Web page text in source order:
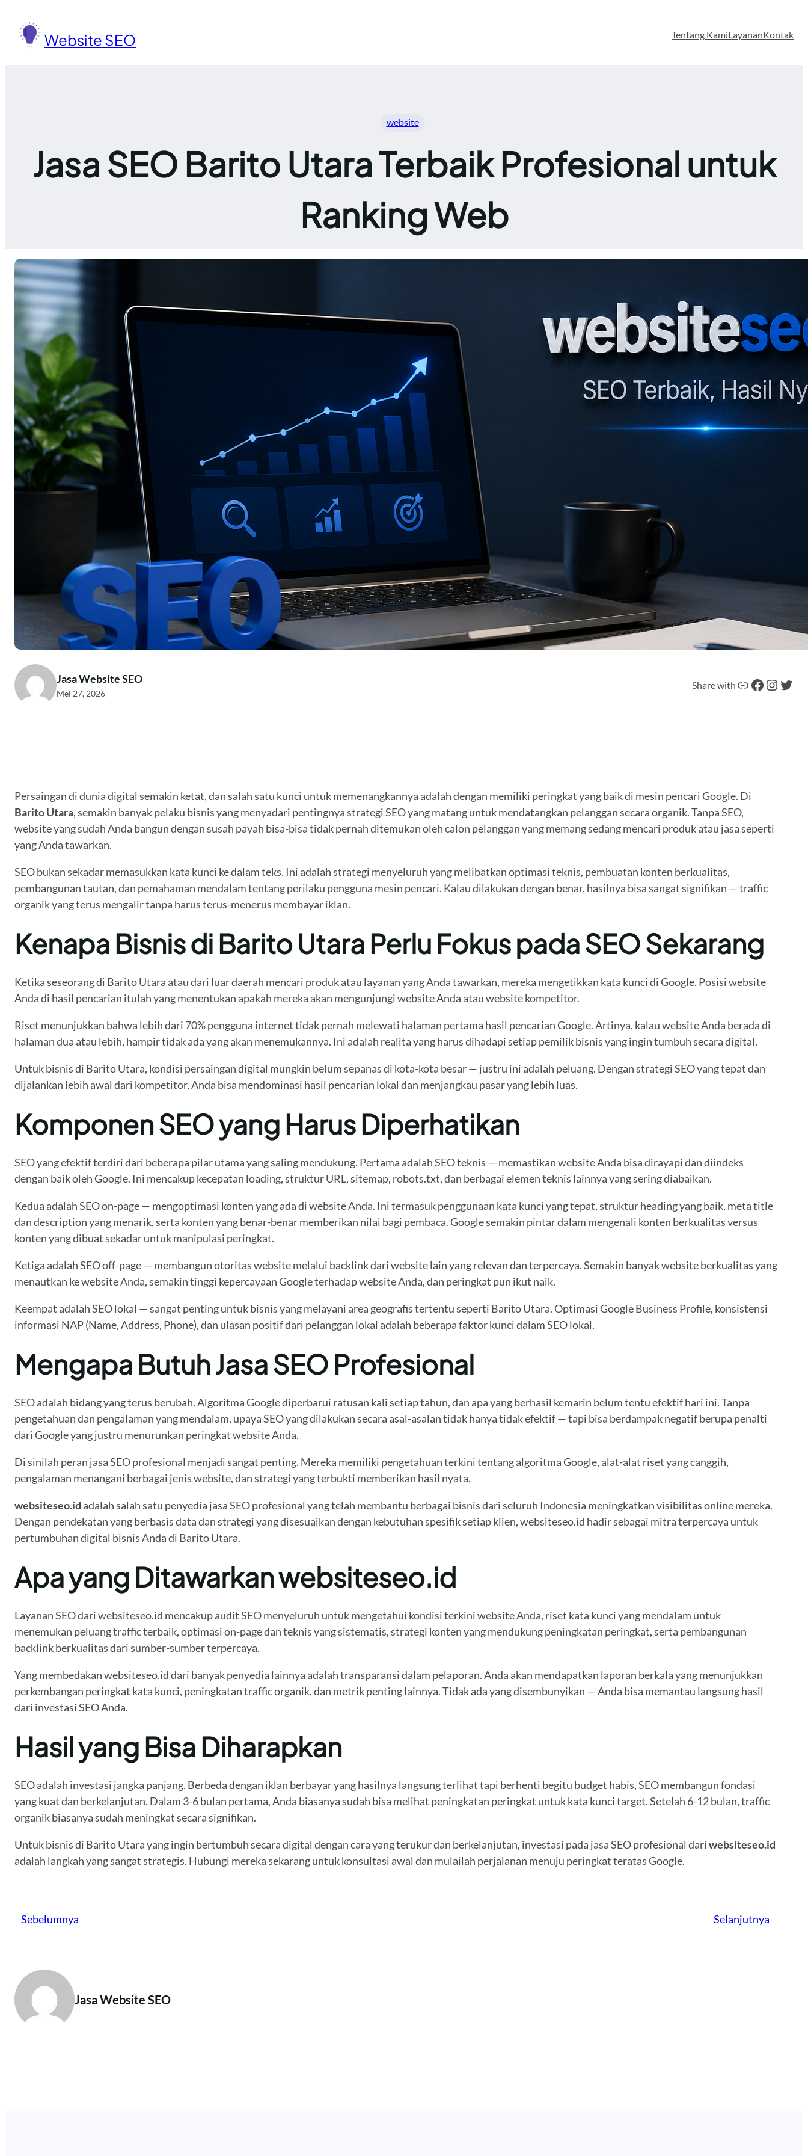
konten
Website SEO Tentang KamiLayananKontak
website
Jasa SEO Barito Utara Terbaik Profesional untuk
Ranking Web
Jasa Website SEO
Mei 27, 2026
Share with Tautan Facebook Instagram Twitter
Persaingan di dunia digital semakin ketat, dan salah satu kunci untuk memenangkannya adalah dengan memiliki peringkat yang baik di mesin pencari Google. Di
Barito Utara, semakin banyak pelaku bisnis yang menyadari pentingnya strategi SEO yang matang untuk mendatangkan pelanggan secara organik. Tanpa SEO,
website yang sudah Anda bangun dengan susah payah bisa-bisa tidak pernah ditemukan oleh calon pelanggan yang memang sedang mencari produk atau jasa seperti
yang Anda tawarkan.
SEO bukan sekadar memasukkan kata kunci ke dalam teks. Ini adalah strategi menyeluruh yang melibatkan optimasi teknis, pembuatan konten berkualitas,
pembangunan tautan, dan pemahaman mendalam tentang perilaku pengguna mesin pencari. Kalau dilakukan dengan benar, hasilnya bisa sangat signifikan — traffic
organik yang terus mengalir tanpa harus terus-menerus membayar iklan.
Kenapa Bisnis di Barito Utara Perlu Fokus pada SEO Sekarang
Ketika seseorang di Barito Utara atau dari luar daerah mencari produk atau layanan yang Anda tawarkan, mereka mengetikkan kata kunci di Google. Posisi website
Anda di hasil pencarian itulah yang menentukan apakah mereka akan mengunjungi website Anda atau website kompetitor.
Riset menunjukkan bahwa lebih dari 70% pengguna internet tidak pernah melewati halaman pertama hasil pencarian Google. Artinya, kalau website Anda berada di
halaman dua atau lebih, hampir tidak ada yang akan menemukannya. Ini adalah realita yang harus dihadapi setiap pemilik bisnis yang ingin tumbuh secara digital.
Untuk bisnis di Barito Utara, kondisi persaingan digital mungkin belum sepanas di kota-kota besar — justru ini adalah peluang. Dengan strategi SEO yang tepat dan
dijalankan lebih awal dari kompetitor, Anda bisa mendominasi hasil pencarian lokal dan menjangkau pasar yang lebih luas.
Komponen SEO yang Harus Diperhatikan
SEO yang efektif terdiri dari beberapa pilar utama yang saling mendukung. Pertama adalah SEO teknis — memastikan website Anda bisa dirayapi dan diindeks
dengan baik oleh Google. Ini mencakup kecepatan loading, struktur URL, sitemap, robots.txt, dan berbagai elemen teknis lainnya yang sering diabaikan.
Kedua adalah SEO on-page — mengoptimasi konten yang ada di website Anda. Ini termasuk penggunaan kata kunci yang tepat, struktur heading yang baik, meta title
dan description yang menarik, serta konten yang benar-benar memberikan nilai bagi pembaca. Google semakin pintar dalam mengenali konten berkualitas versus
konten yang dibuat sekadar untuk manipulasi peringkat.
Ketiga adalah SEO off-page — membangun otoritas website melalui backlink dari website lain yang relevan dan terpercaya. Semakin banyak website berkualitas yang
menautkan ke website Anda, semakin tinggi kepercayaan Google terhadap website Anda, dan peringkat pun ikut naik.
Keempat adalah SEO lokal — sangat penting untuk bisnis yang melayani area geografis tertentu seperti Barito Utara. Optimasi Google Business Profile, konsistensi
informasi NAP (Name, Address, Phone), dan ulasan positif dari pelanggan lokal adalah beberapa faktor kunci dalam SEO lokal.
Mengapa Butuh Jasa SEO Profesional
SEO adalah bidang yang terus berubah. Algoritma Google diperbarui ratusan kali setiap tahun, dan apa yang berhasil kemarin belum tentu efektif hari ini. Tanpa
pengetahuan dan pengalaman yang mendalam, upaya SEO yang dilakukan secara asal-asalan tidak hanya tidak efektif — tapi bisa berdampak negatif berupa penalti
dari Google yang justru menurunkan peringkat website Anda.
Di sinilah peran jasa SEO profesional menjadi sangat penting. Mereka memiliki pengetahuan terkini tentang algoritma Google, alat-alat riset yang canggih,
pengalaman menangani berbagai jenis website, dan strategi yang terbukti memberikan hasil nyata.
websiteseo.id adalah salah satu penyedia jasa SEO profesional yang telah membantu berbagai bisnis dari seluruh Indonesia meningkatkan visibilitas online mereka.
Dengan pendekatan yang berbasis data dan strategi yang disesuaikan dengan kebutuhan spesifik setiap klien, websiteseo.id hadir sebagai mitra terpercaya untuk
pertumbuhan digital bisnis Anda di Barito Utara.
Apa yang Ditawarkan websiteseo.id
Layanan SEO dari websiteseo.id mencakup audit SEO menyeluruh untuk mengetahui kondisi terkini website Anda, riset kata kunci yang mendalam untuk
menemukan peluang traffic terbaik, optimasi on-page dan teknis yang sistematis, strategi konten yang mendukung peningkatan peringkat, serta pembangunan
backlink berkualitas dari sumber-sumber terpercaya.
Yang membedakan websiteseo.id dari banyak penyedia lainnya adalah transparansi dalam pelaporan. Anda akan mendapatkan laporan berkala yang menunjukkan
perkembangan peringkat kata kunci, peningkatan traffic organik, dan metrik penting lainnya. Tidak ada yang disembunyikan — Anda bisa memantau langsung hasil
dari investasi SEO Anda.
Hasil yang Bisa Diharapkan
SEO adalah investasi jangka panjang. Berbeda dengan iklan berbayar yang hasilnya langsung terlihat tapi berhenti begitu budget habis, SEO membangun fondasi
yang kuat dan berkelanjutan. Dalam 3-6 bulan pertama, Anda biasanya sudah bisa melihat peningkatan peringkat untuk kata kunci target. Setelah 6-12 bulan, traffic
organik biasanya sudah meningkat secara signifikan.
Untuk bisnis di Barito Utara yang ingin bertumbuh secara digital dengan cara yang terukur dan berkelanjutan, investasi pada jasa SEO profesional dariwebsiteseo.id
adalah langkah yang sangat strategis. Hubungi mereka sekarang untuk konsultasi awal dan mulailah perjalanan menuju peringkat teratas Google.
Sebelumnya Selanjutnya
Jasa Website SEO